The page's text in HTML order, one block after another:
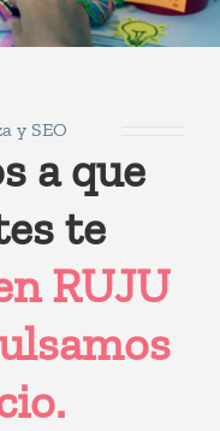
y SEO
a que
te
RUJU